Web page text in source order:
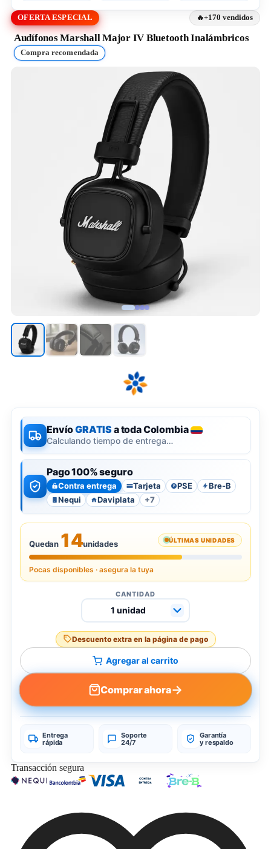
OFERTA ESPECIAL +170 vendidos
Audífonos Marshall Major IV Bluetooth Inalámbricos
Compra recomendada
EnvíoGRATISa toda Colombia
Calculando tiempo de entrega…
Pago 100% seguro
Contra entrega Tarjeta P PSE
Bre-B
Nequi
Daviplata +7
Quedan 14unidades ÚLTIMAS UNIDADES
Pocas disponibles · asegura la tuya
CANTIDAD
Descuento extra en la página de pago
Agregar al carrito
Comprar ahora→
Entrega
rápida
Soporte
24/7
Garantía
y respaldo
Transacción segura